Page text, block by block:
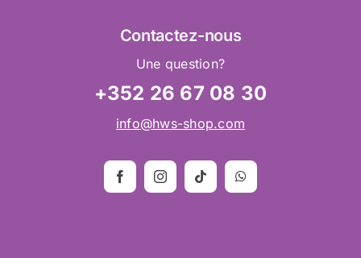
Contactez-nous
Une question?
+352 26 67 08 30
info@hws-shop.com